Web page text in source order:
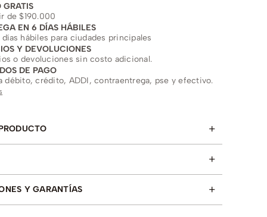
GRATIS
de $190.000
EN 6 DÍAS HÁBILES
días hábiles para ciudades principales
Y DEVOLUCIONES
o devoluciones sin costo adicional.
DE PAGO
débito, crédito, ADDI, contraentrega, pse y efectivo.
+
+
Y GARANTÍAS
+